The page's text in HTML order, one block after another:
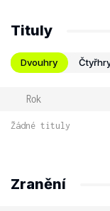
Tituly
Dvouhry
Rok
Žádné tituly
Zranění